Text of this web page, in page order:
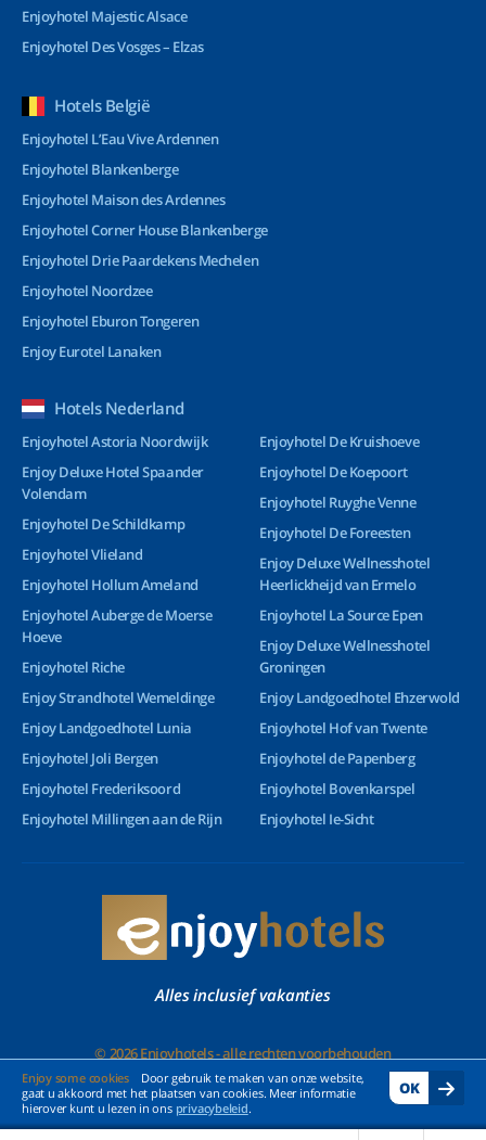
Enjoy some cookies
Door gebruik te maken van onze website,
gaat u akkoord met het plaatsen van cookies. Meer informatie
hierover kunt u lezen in ons privacybeleid.
OK
Enjoyhotel Majestic Alsace
Enjoyhotel Des Vosges – Elzas
Hotels België
Enjoyhotel L’Eau Vive Ardennen
Enjoyhotel Blankenberge
Enjoyhotel Maison des Ardennes
Enjoyhotel Corner House Blankenberge
Enjoyhotel Drie Paardekens Mechelen
Enjoyhotel Noordzee
Enjoyhotel Eburon Tongeren
Enjoy Eurotel Lanaken
Hotels Nederland
Enjoyhotel Astoria Noordwijk
Enjoy Deluxe Hotel Spaander
Volendam
Enjoyhotel De Schildkamp
Enjoyhotel Vlieland
Enjoyhotel Hollum Ameland
Enjoyhotel Auberge de Moerse
Hoeve
Enjoyhotel Riche
Enjoy Strandhotel Wemeldinge
Enjoy Landgoedhotel Lunia
Enjoyhotel Joli Bergen
Enjoyhotel Frederiksoord
Enjoyhotel Millingen aan de Rijn
Enjoyhotel De Kruishoeve
Enjoyhotel De Koepoort
Enjoyhotel Ruyghe Venne
Enjoyhotel De Foreesten
Enjoy Deluxe Wellnesshotel
Heerlickheijd van Ermelo
Enjoyhotel La Source Epen
Enjoy Deluxe Wellnesshotel
Groningen
Enjoy Landgoedhotel Ehzerwold
Enjoyhotel Hof van Twente
Enjoyhotel de Papenberg
Enjoyhotel Bovenkarspel
Enjoyhotel Ie-Sicht
Alles inclusief vakanties
© 2026 Enjoyhotels - alle rechten voorbehouden